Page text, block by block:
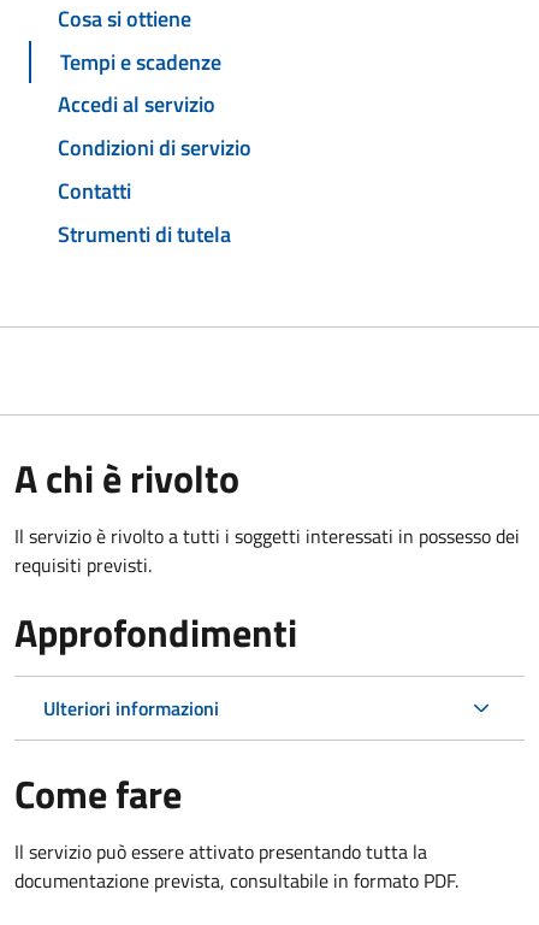
Cosa si ottiene
Tempi e scadenze
Accedi al servizio
Condizioni di servizio
Contatti
Strumenti di tutela
A chi è rivolto
Il servizio è rivolto a tutti i soggetti interessati in possesso dei
requisiti previsti.
Approfondimenti
Ulteriori informazioni
Come fare
Il servizio può essere attivato presentando tutta la
documentazione prevista, consultabile in formato PDF.